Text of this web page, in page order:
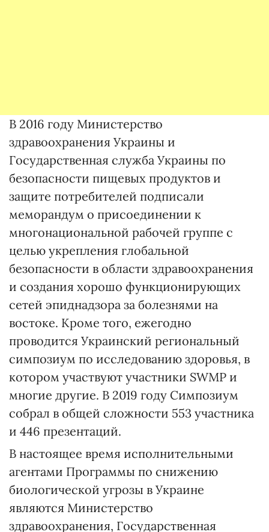
В 2016 году Министерство
здравоохранения Украины и
Государственная служба Украины по
безопасности пищевых продуктов и
защите потребителей подписали
меморандум о присоединении к
многонациональной рабочей группе с
целью укрепления глобальной
безопасности в области здравоохранения
и создания хорошо функционирующих
сетей эпиднадзора за болезнями на
востоке. Кроме того, ежегодно
проводится Украинский региональный
симпозиум по исследованию здоровья, в
котором участвуют участники SWMP и
многие другие. В 2019 году Симпозиум
собрал в общей сложности 553 участника
и 446 презентаций.
В настоящее время исполнительными
агентами Программы по снижению
биологической угрозы в Украине
являются Министерство
здравоохранения, Государственная